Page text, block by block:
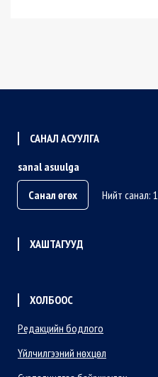
САНАЛ АСУУЛГА
sanal asuulga
Санал өгөх
Нийт санал: 1
ХАШТАГУУД
ХОЛБООС
Редакцийн бодлого
Үйлчилгээний нөхцөл